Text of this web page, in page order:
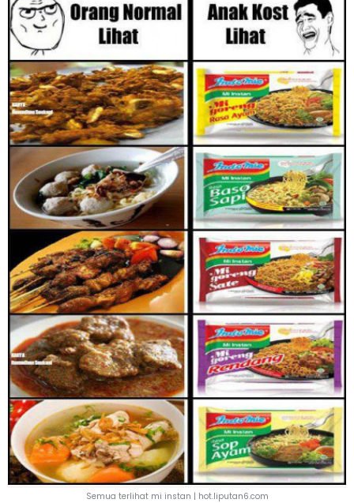
Semua terlihat mi instan | hot.liputan6.com